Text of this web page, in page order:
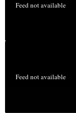
Feed not available
Feed not available